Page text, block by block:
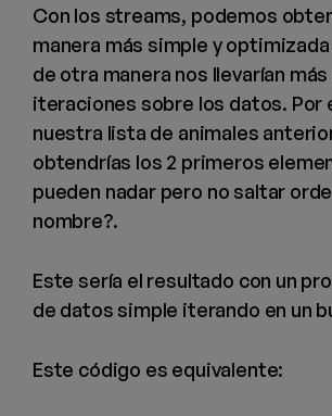
Con los streams, podemos
manera más simple y
de otra manera nos llevarían
iteraciones sobre los datos. Por
nuestra lista de animales
obtendrías los 2 primeros
pueden nadar pero no saltar
nombre?.
Este sería el resultado con un
de datos simple iterando en un
Este código es equivalente: